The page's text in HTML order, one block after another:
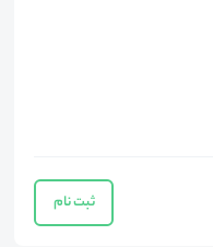
ثبت نام